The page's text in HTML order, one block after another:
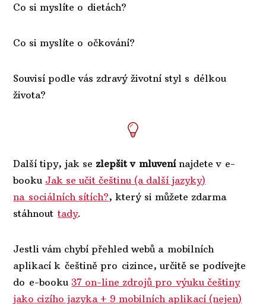
Co si myslíte o dietách?
Co si myslíte o očkování?
Souvisí podle vás zdravý životní styl s délkou
života?
Další tipy, jak se zlepšit v mluvenínajdete v e-
booku Jak se učit češtinu (a další jazyky)
na sociálních sítích?, který si můžete zdarma
stáhnouttady.
Jestli vám chybí přehled webů a mobilních
aplikací k češtině pro cizince, určitě se podívejte
do e-booku 37 on-line zdrojů pro výuku češtiny
jako cizího jazyka + 9 mobilních aplikací (nejen)